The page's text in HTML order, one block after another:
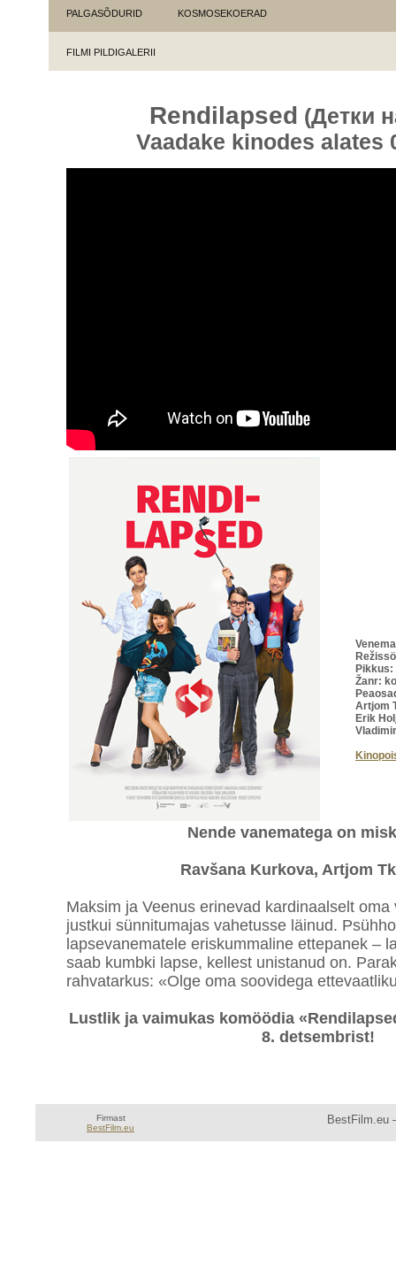
PALGASÕDURID KOSMOSEKOERAD
FILMI PILDIGALERII
Rendilapsed (Детки
Vaadake kinodes alates
Pikkus:
Žanr:
Artjom
Erik
Nende vanematega on
Ravšana Kurkova, Artjom
Maksim ja Veenus erinevad kardinaalselt
justkui sünnitumajas vahetusse läinud.
lapsevanematele eriskummaline ettepanek –
saab kumbki lapse, kellest unistanud on.
rahvatarkus: «Olge oma soovidega
Lustlik ja vaimukas komöödia
8. detsembrist!
Firmast
BestFilm.eu
BestFilm.eu